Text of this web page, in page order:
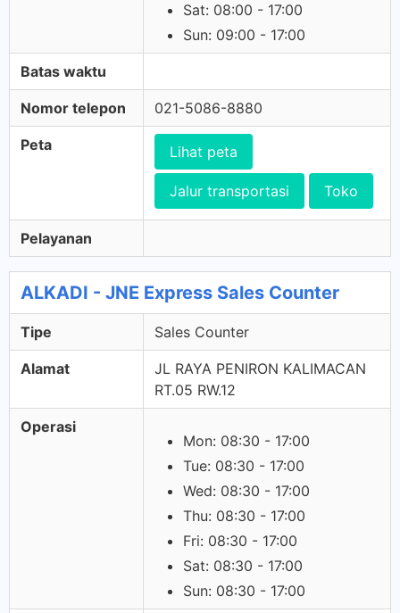
Sat: 08:00 - 17:00
Sun: 09:00 - 17:00
Batas waktu
Nomor telepon 021-5086-8880
Peta Lihat peta
Jalur transportasi Toko
Pelayanan
ALKADI - JNE Express Sales Counter
Tipe Sales Counter
Alamat
JL RAYA PENIRON KALIMACAN
RT.05 RW.12
Operasi
Mon: 08:30 - 17:00
Tue: 08:30 - 17:00
Wed: 08:30 - 17:00
Thu: 08:30 - 17:00
Fri: 08:30 - 17:00
Sat: 08:30 - 17:00
Sun: 08:30 - 17:00